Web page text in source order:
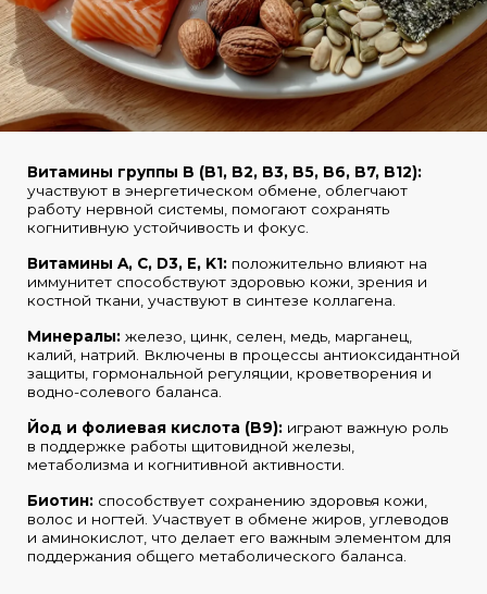
Витамины группы B (B1, B2, B3, B5, B6, B7, B12):
участвуют в энергетическом обмене, облегчают
работу нервной системы, помогают сохранять
когнитивную устойчивость и фокус.
Витамины A, C, D3, E, K1:положительно влияют на
иммунитет способствуют здоровью кожи, зрения и
костной ткани, участвуют в синтезе коллагена.
Минералы:железо, цинк, селен, медь, марганец,
калий, натрий. Включены в процессы антиоксидантной
защиты, гормональной регуляции, кроветворения и
водно-солевого баланса.
Йод и фолиевая кислота (B9):играют важную роль
в поддержке работы щитовидной железы,
метаболизма и когнитивной активности.
Биотин:способствует сохранению здоровья кожи,
волос и ногтей. Участвует в обмене жиров, углеводов
и аминокислот, что делает его важным элементом для
поддержания общего метаболического баланса.